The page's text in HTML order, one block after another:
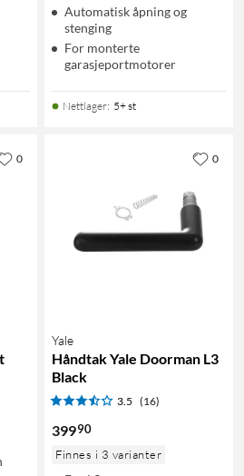
Automatisk åpning og
stenging
For monterte
garasjeportmotorer
Nettlager: 5+ st
0
Yale
Håndtak Yale Doorman L3
Black
3.5 (16)
39990
Finnes i 3 varianter
0